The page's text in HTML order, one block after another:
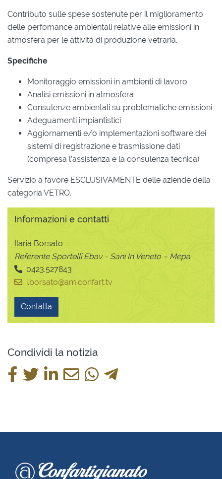
Contributo sulle spese sostenute per il miglioramento
delle perfomance ambientali relative alle emissioni in
atmosfera per le attività di produzione vetraria.
Specifiche
Monitoraggio emissioni in ambienti di lavoro
Analisi emissioni in atmosfera
Consulenze ambientali su problematiche emissioni
Adeguamenti impiantistici
Aggiornamenti e/o implementazioni software dei
sistemi di registrazione e trasmissione dati
(compresa l’assistenza e la consulenza tecnica)
Servizio a favore ESCLUSIVAMENTE delle aziende della
categoria VETRO.
Informazioni e contatti
Ilaria Borsato
Referente Sportelli Ebav - Sani In Veneto – Mepa
0423.527843
i.borsato@am.confart.tv
Contatta
Condividi la notizia